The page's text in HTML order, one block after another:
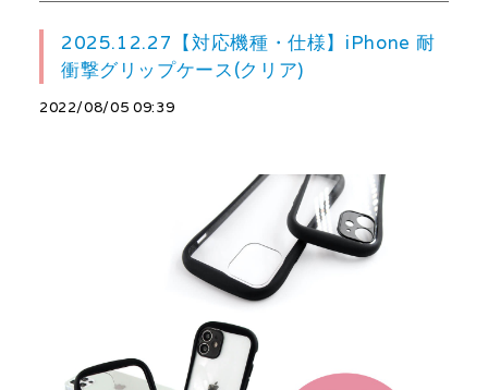
2025.12.27【対応機種・仕様】iPhone 耐
衝撃グリップケース(クリア)
2022/08/05 09:39